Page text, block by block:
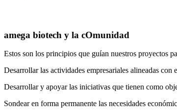
amega biotech y la cOmunidad
Estos son los principios que guían nuestros proyectos
Desarrollar las actividades empresariales alineadas
Desarrollar y apoyar las iniciativas que tienen como
Sondear en forma permanente las necesidades